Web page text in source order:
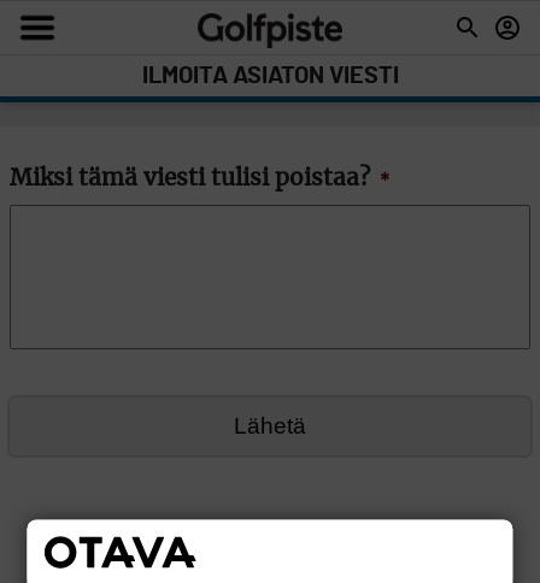
ILMOITA ASIATON VIESTI
Miksi tämä viesti tulisi poistaa? *